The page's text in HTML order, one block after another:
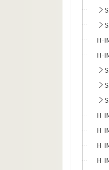
H-
H-
H-
H-
H-
H-